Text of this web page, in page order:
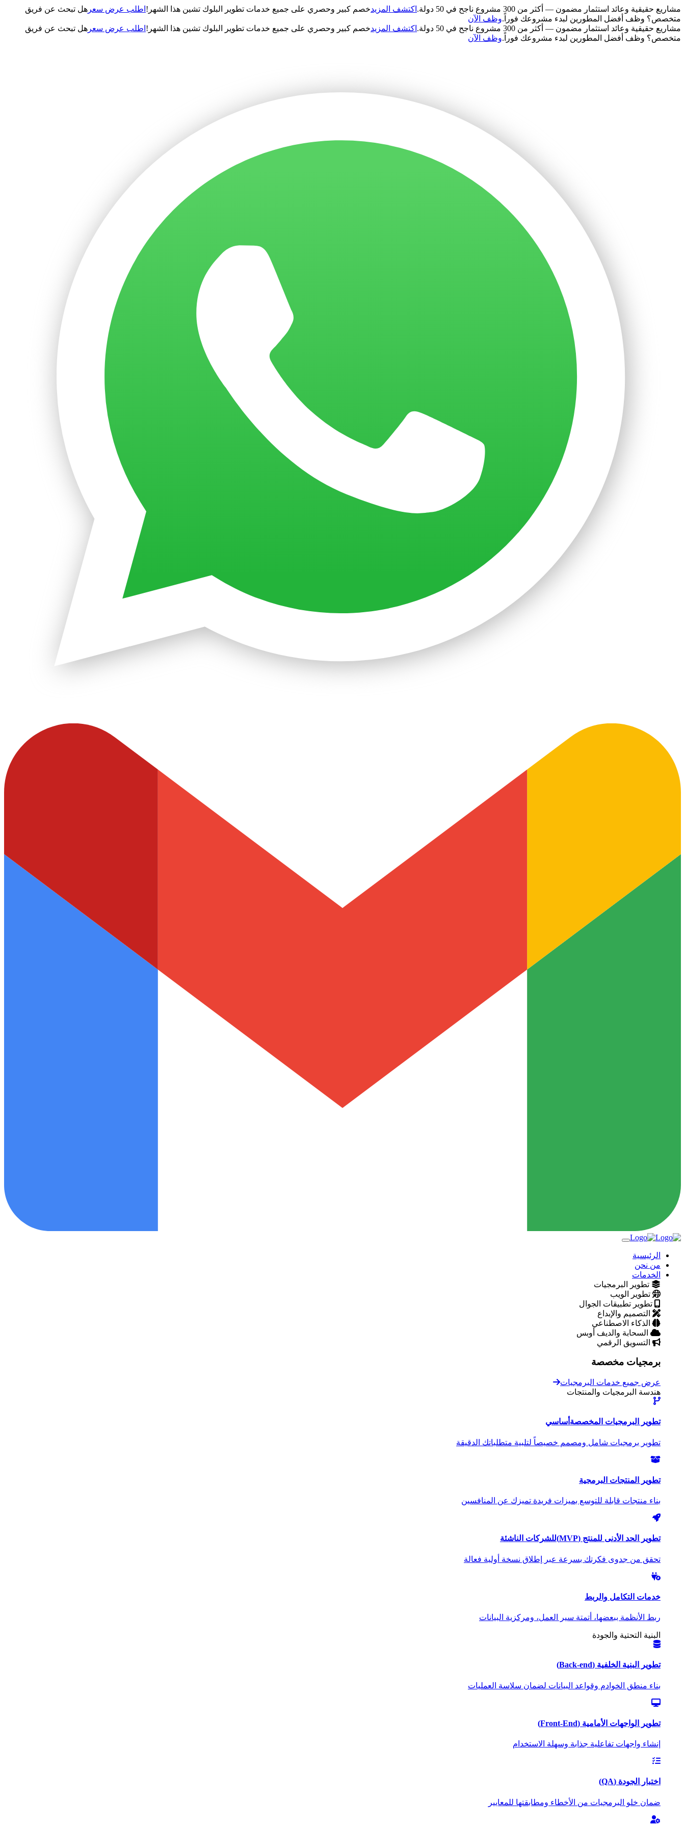
مشاريع حقيقية وعائد استثمار مضمون — أكثر من 300 مشروع ناجح في 50 دولة. اكتشف المزيدخصم كبير وحصري على جميع خدمات تطوير البلوك تشين هذا الشهر! اطلب عرض سعر هل تبحث عن فريق
متخصص؟ وظف أفضل المطورين لبدء مشروعك فوراً.وظف الآن
مشاريع حقيقية وعائد استثمار مضمون — أكثر من 300 مشروع ناجح في 50 دولة.
اكتشف المزيدخصم كبير وحصري على جميع خدمات تطوير البلوك تشين هذا الشهر! اطلب عرض سعر هل تبحث عن فريق
متخصص؟ وظف أفضل المطورين لبدء مشروعك فوراً.وظف الآن
الرئيسية
من نحن
الخدمات
تطوير البرمجيات
تطوير الويب
تطوير تطبيقات الجوال
التصميم والإبداع
الذكاء الاصطناعي
السحابة والديف أوبس
التسويق الرقمي
برمجيات مخصصة
عرض جميع خدمات البرمجيات
هندسة البرمجيات والمنتجات
تطوير البرمجيات المخصصة أساسي
تطوير برمجيات شامل ومصمم خصيصاً لتلبية متطلباتك الدقيقة
تطوير المنتجات البرمجية
بناء منتجات قابلة للتوسع بميزات فريدة تميزك عن المنافسين
تطوير الحد الأدنى للمنتج (MVP) للشركات الناشئة
تحقق من جدوى فكرتك بسرعة عبر إطلاق نسخة أولية فعالة
خدمات التكامل والربط
ربط الأنظمة ببعضها، أتمتة سير العمل، ومركزية البيانات
البنية التحتية والجودة
تطوير البنية الخلفية (Back-end)
بناء منطق الخوادم وقواعد البيانات لضمان سلاسة العمليات
تطوير الواجهات الأمامية (Front-End)
إنشاء واجهات تفاعلية جذابة وسهلة الاستخدام
اختبار الجودة (QA)
ضمان خلو البرمجيات من الأخطاء ومطابقتها للمعايير